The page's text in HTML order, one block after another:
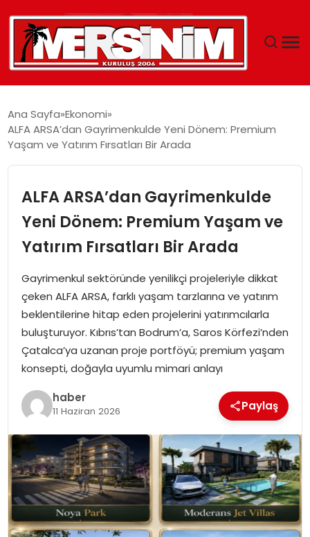
EĞITIM
SPOR
EKONOMI
MAGAZIN
DÜNYA
Ana Sayfa Ekonomi
ALFA ARSA’dan Gayrimenkulde Yeni Dönem: Premium
Yaşam ve Yatırım Fırsatları Bir Arada
ALFA ARSA’dan Gayrimenkulde
Yeni Dönem: Premium Yaşam ve
Yatırım Fırsatları Bir Arada
Gayrimenkul sektöründe yenilikçi projeleriyle dikkat
çeken ALFA ARSA, farklı yaşam tarzlarına ve yatırım
beklentilerine hitap eden projelerini yatırımcılarla
buluşturuyor. Kıbrıs’tan Bodrum’a, Saros Körfezi’nden
Çatalca’ya uzanan proje portföyü; premium yaşam
konsepti, doğayla uyumlu mimari anlayı
haber
11 Haziran 2026 Paylaş